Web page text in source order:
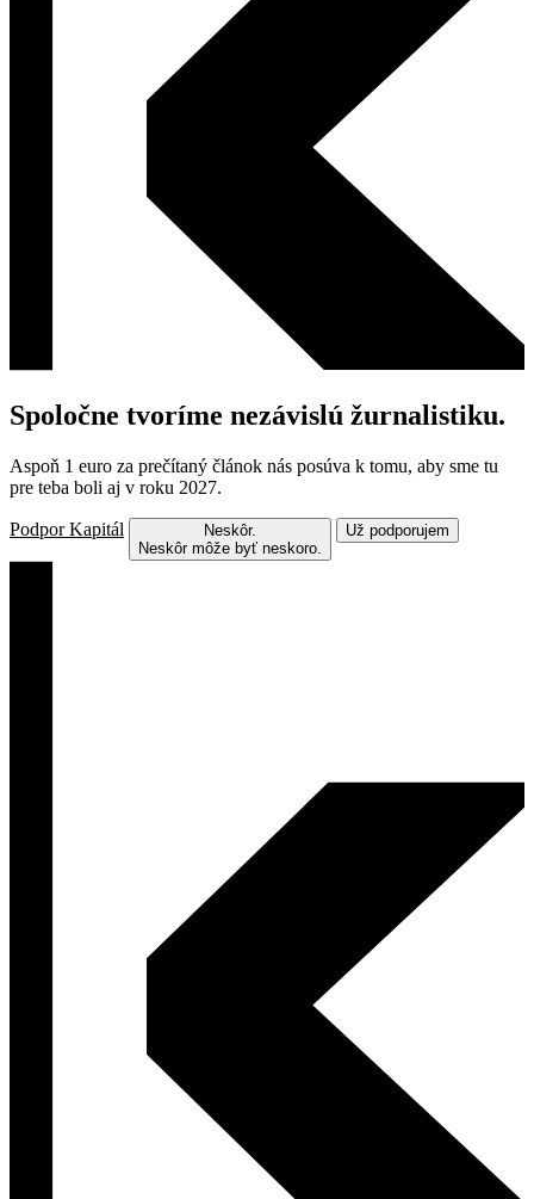
Spoločne tvoríme nezávislú žurnalistiku.
Aspoň 1 euro za prečítaný článok nás posúva k tomu, aby sme tu
pre teba boli aj v roku 2027.
Podpor Kapitál
Neskôr.
Neskôr môže byť neskoro.
Už podporujem